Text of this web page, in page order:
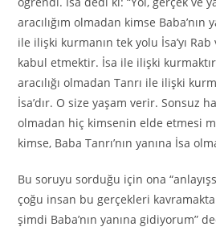
aracılığım olmadan kimse Baba’nın
ile ilişki kurmanın tek yolu İsa’yı Rab
kabul etmektir. İsa ile ilişki
aracılığı olmadan Tanrı ile ilişki
İsa’dır. O size yaşam verir. Sonsuz
olmadan hiç kimsenin elde etmesi
kimse, Baba Tanrı’nın yanına İsa
Bu soruyu sorduğu için ona
çoğu insan bu gerçekleri kavramakta
şimdi Baba’nın yanına gidiyorum”